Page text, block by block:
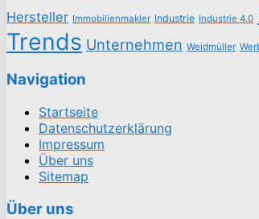
Hersteller Immobilienmakler Industrie Industrie 4.0
Trends Unternehmen Weidmüller
Navigation
Startseite
Datenschutzerklärung
Impressum
Über uns
Sitemap
Über uns